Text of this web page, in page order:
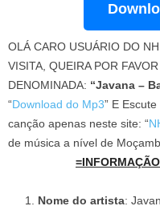
OLÁ CARO USUÁRIO DO
VISITA, QUEIRA POR
DENOMINADA: “Javana –
“Download do Mp3” E
canção apenas neste site: “
de música a nível de
Nome do artista: